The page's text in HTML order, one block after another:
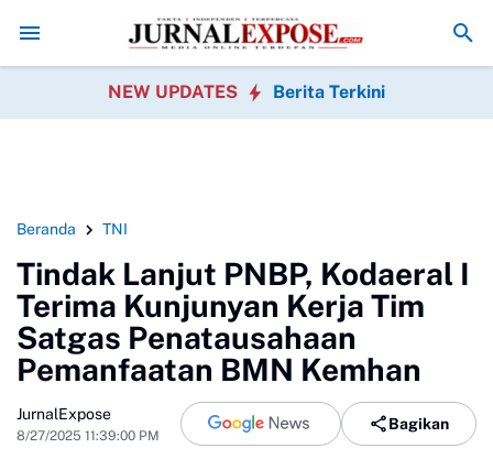
Diduga di Menu MBG Ada Gorengan, Wali Murid SDN
NEW UPDATES Berita Terkini
Beranda TNI
Tindak Lanjut PNBP, Kodaeral I
Terima Kunjunyan Kerja Tim
Satgas Penatausahaan
Pemanfaatan BMN Kemhan
JurnalExpose
8/27/2025 11:39:00 PM
Bagikan